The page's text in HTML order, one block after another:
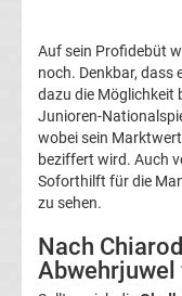
Transfergerüchte
1.
FSV
Mainz
Auf sein Profidebüt
noch. Denkbar, dass
dazu die Möglichkeit
Junioren-
wobei sein
beziffert wird. Auch
Soforthilft für die
zu sehen.
Nach
Abwehrjuwel